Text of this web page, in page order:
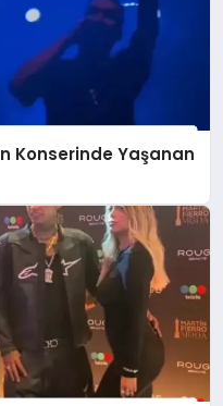
Konserinde Yaşanan